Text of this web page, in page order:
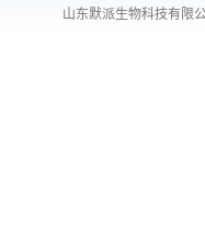
山东默派生物科技有限